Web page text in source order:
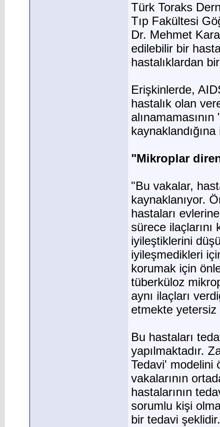
Türk Toraks
Tıp Fakültesi
Dr. Mehmet
edilebilir bir
hastalıklardan
Erişkinlerde,
hastalık olan
"Mikroplar
"Bu vakalar,
kaynaklanıyor.
hastaları
sürece
iyileştiklerini
iyileşmedikleri
korumak için
tüberküloz
aynı ilaçları
etmekte yetersiz
Bu hastaları
yapılmaktadır.
Tedavi' modelini
vakalarının
hastalarının
sorumlu kişi
bir tedavi